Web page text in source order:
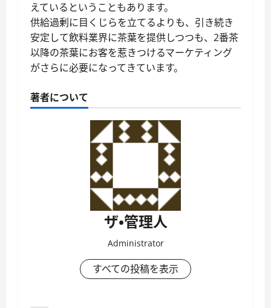
えているということもあります。
供給過剰に目くじらを立てるよりも、引き続き
安定して飲料業界に茶葉を提供しつつも、2番茶
以降の茶葉にお客を惹きつけるマーケティング
がさらに必要になってきています。
著者について
ザ・管理人
Administrator
すべての投稿を表示